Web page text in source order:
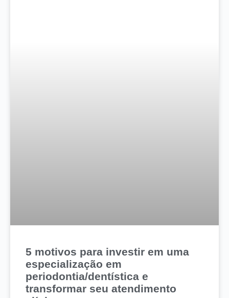
5 motivos para investir em uma
especialização em
periodontia/dentística e
transformar seu atendimento